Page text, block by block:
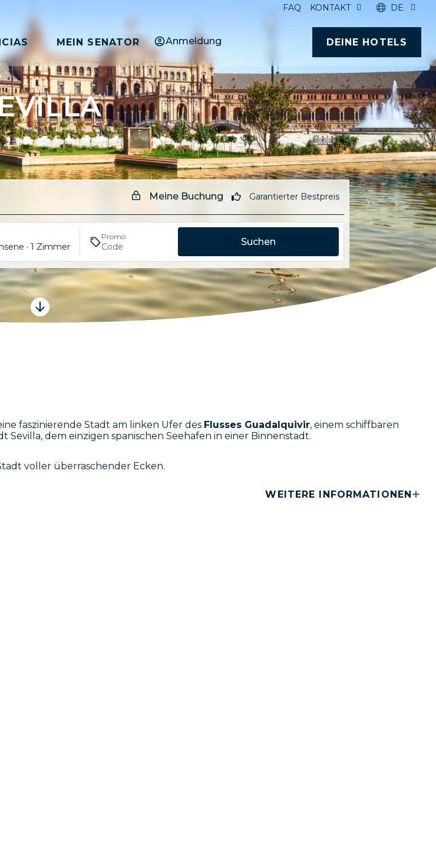
FAQ KONTAKT DE
MEIN SENATOR Anmeldung DEINE HOTELS
Meine Buchung Garantierter Bestpreis
· 1 Zimmer
Promo Suchen
faszinierende Stadt am linken Ufer des Flusses Guadalquivir, einem schiffbaren
Sevilla, dem einzigen spanischen Seehafen in einer Binnenstadt.
voller überraschender Ecken.
WEITERE INFORMATIONEN